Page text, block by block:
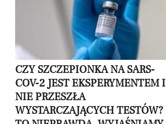
CZY SZCZEPIONKA NA SARS-
COV-2 JEST EKSPERYMENTEM I
NIE PRZESZŁA
WYSTARCZAJĄCYCH TESTÓW?